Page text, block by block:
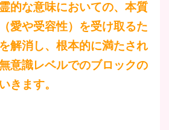
的な意味においての、本質
愛や受容性）を受け取るた
解消し、根本的に満たされ
意識レベルでのブロックの
きます。